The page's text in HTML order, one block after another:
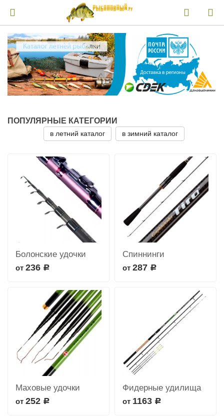
ПОПУЛЯРНЫЕ КАТЕГОРИИ
в летний каталог в зимний каталог
Болонские удочки
от 236 Р
Спиннинги
от 287 Р
Маховые удочки
от 252 Р
Фидерные удилища
от 1163 Р